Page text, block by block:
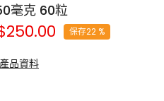
毫克 60粒
保存22 %
人體大腦中的化合物，是維持
要物質。Citicoline 能有效促進
的合成——這不僅是大腦白質
品資料